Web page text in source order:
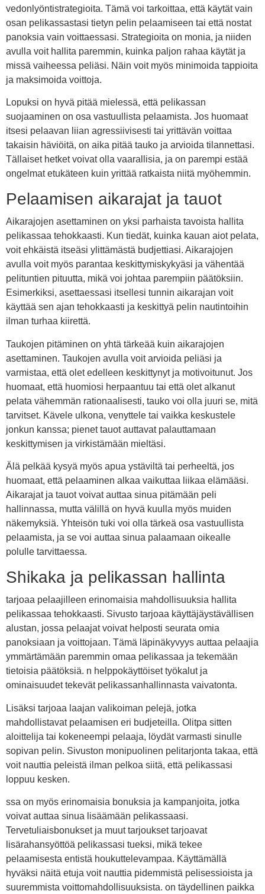
vedonlyöntistrategioita. Tämä voi tarkoittaa, että käytät vain
osan pelikassastasi tietyn pelin pelaamiseen tai että nostat
panoksia vain voittaessasi. Strategioita on monia, ja niiden
avulla voit hallita paremmin, kuinka paljon rahaa käytät ja
missä vaiheessa peliäsi. Näin voit myös minimoida tappioita
ja maksimoida voittoja.
Lopuksi on hyvä pitää mielessä, että pelikassan
suojaaminen on osa vastuullista pelaamista. Jos huomaat
itsesi pelaavan liian agressiivisesti tai yrittävän voittaa
takaisin häviöitä, on aika pitää tauko ja arvioida tilannettasi.
Tällaiset hetket voivat olla vaarallisia, ja on parempi estää
ongelmat etukäteen kuin yrittää ratkaista niitä myöhemmin.
Pelaamisen aikarajat ja tauot
Aikarajojen asettaminen on yksi parhaista tavoista hallita
pelikassaa tehokkaasti. Kun tiedät, kuinka kauan aiot pelata,
voit ehkäistä itseäsi ylittämästä budjettiasi. Aikarajojen
avulla voit myös parantaa keskittymiskykyäsi ja vähentää
pelituntien pituutta, mikä voi johtaa parempiin päätöksiin.
Esimerkiksi, asettaessasi itsellesi tunnin aikarajan voit
käyttää sen ajan tehokkaasti ja keskittyä pelin nautintoihin
ilman turhaa kiirettä.
Taukojen pitäminen on yhtä tärkeää kuin aikarajojen
asettaminen. Taukojen avulla voit arvioida peliäsi ja
varmistaa, että olet edelleen keskittynyt ja motivoitunut. Jos
huomaat, että huomiosi herpaantuu tai että olet alkanut
pelata vähemmän rationaalisesti, tauko voi olla juuri se, mitä
tarvitset. Kävele ulkona, venyttele tai vaikka keskustele
jonkun kanssa; pienet tauot auttavat palauttamaan
keskittymisen ja virkistämään mieltäsi.
Älä pelkää kysyä myös apua ystäviltä tai perheeltä, jos
huomaat, että pelaaminen alkaa vaikuttaa liikaa elämääsi.
Aikarajat ja tauot voivat auttaa sinua pitämään peli
hallinnassa, mutta välillä on hyvä kuulla myös muiden
näkemyksiä. Yhteisön tuki voi olla tärkeä osa vastuullista
pelaamista, ja se voi auttaa sinua palaamaan oikealle
polulle tarvittaessa.
Shikaka ja pelikassan hallinta
tarjoaa pelaajilleen erinomaisia mahdollisuuksia hallita
pelikassaa tehokkaasti. Sivusto tarjoaa käyttäjäystävällisen
alustan, jossa pelaajat voivat helposti seurata omia
panoksiaan ja voittojaan. Tämä läpinäkyvyys auttaa pelaajia
ymmärtämään paremmin omaa pelikassaa ja tekemään
tietoisia päätöksiä. n helppokäyttöiset työkalut ja
ominaisuudet tekevät pelikassanhallinnasta vaivatonta.
Lisäksi tarjoaa laajan valikoiman pelejä, jotka
mahdollistavat pelaamisen eri budjeteilla. Olitpa sitten
aloittelija tai kokeneempi pelaaja, löydät varmasti sinulle
sopivan pelin. Sivuston monipuolinen pelitarjonta takaa, että
voit nauttia peleistä ilman pelkoa siitä, että pelikassasi
loppuu kesken.
ssa on myös erinomaisia bonuksia ja kampanjoita, jotka
voivat auttaa sinua lisäämään pelikassaasi.
Tervetuliaisbonukset ja muut tarjoukset tarjoavat
lisärahansyöttöä pelikassasi tueksi, mikä tekee
pelaamisesta entistä houkuttelevampaa. Käyttämällä
hyväksi näitä etuja voit nauttia pidemmistä pelisessioista ja
suuremmista voittomahdollisuuksista. on täydellinen paikka